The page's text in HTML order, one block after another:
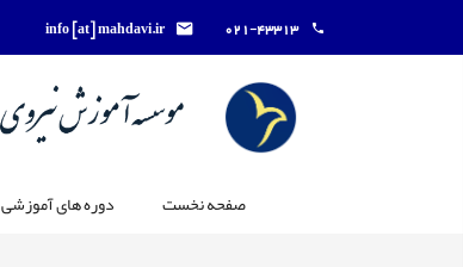
021-43313
info [at] mahdavi.ir
صفحه نخست دوره های آموزشی